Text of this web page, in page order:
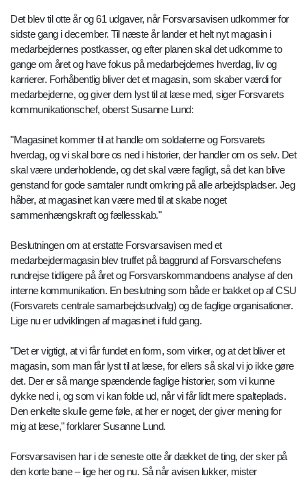
Det blev til otte år og 61 udgaver, når Forsvarsavisen udkommer for
sidste gang i december. Til næste år lander et helt nyt magasin i
medarbejdernes postkasser, og efter planen skal det udkomme to
gange om året og have fokus på medarbejdernes hverdag, liv og
karrierer. Forhåbentlig bliver det et magasin, som skaber værdi for
medarbejderne, og giver dem lyst til at læse med, siger Forsvarets
kommunikationschef, oberst Susanne Lund:
"Magasinet kommer til at handle om soldaterne og Forsvarets
hverdag, og vi skal bore os ned i historier, der handler om os selv. Det
skal være underholdende, og det skal være fagligt, så det kan blive
genstand for gode samtaler rundt omkring på alle arbejdspladser. Jeg
håber, at magasinet kan være med til at skabe noget
sammenhængskraft og fællesskab."
Beslutningen om at erstatte Forsvarsavisen med et
medarbejdermagasin blev truffet på baggrund af Forsvarschefens
rundrejse tidligere på året og Forsvarskommandoens analyse af den
interne kommunikation. En beslutning som både er bakket op af CSU
(Forsvarets centrale samarbejdsudvalg) og de faglige organisationer.
Lige nu er udviklingen af magasinet i fuld gang.
"Det er vigtigt, at vi får fundet en form, som virker, og at det bliver et
magasin, som man får lyst til at læse, for ellers så skal vi jo ikke gøre
det. Der er så mange spændende faglige historier, som vi kunne
dykke ned i, og som vi kan folde ud, når vi får lidt mere spalteplads.
Den enkelte skulle gerne føle, at her er noget, der giver mening for
mig at læse," forklarer Susanne Lund.
Forsvarsavisen har i de seneste otte år dækket de ting, der sker på
den korte bane – lige her og nu. Så når avisen lukker, mister